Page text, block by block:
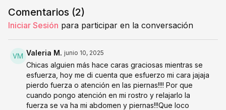
Comentarios (2)
Iniciar Sesión para participar en la conversación
Valeria M. junio 10, 2025
Chicas alguien más hace caras graciosas mientras se
esfuerza, hoy me di cuenta que esfuerzo mi cara jajaja
pierdo fuerza o atención en las piernas!!!! Por que
cuando pongo atención en mi rostro y relajarlo la
fuerza se va ha mi abdomen y piernas!!!Que loco